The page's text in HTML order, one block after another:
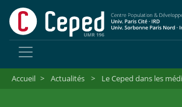
Accueil > Actualités > Le Ceped dans les